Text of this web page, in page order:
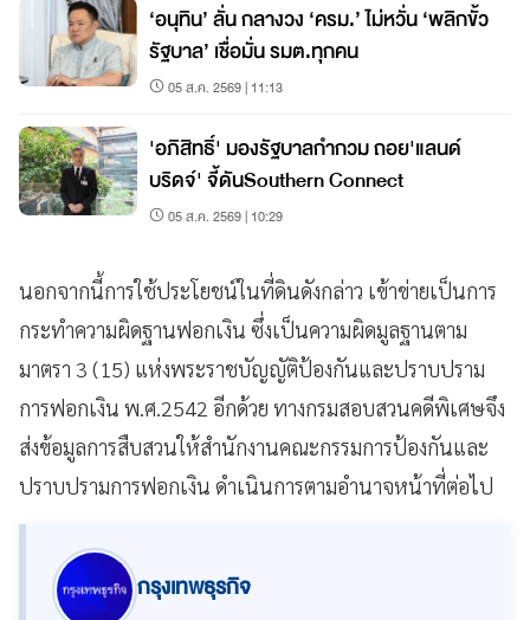
‘อนุทิน’ ลั่น กลางวง ‘ครม.’ ไม่หวั่น ‘พลิกขั้ว
รัฐบาล’ เชื่อมั่น รมต.ทุกคน
05 ส.ค. 2569 | 11:13
'อภิสิทธิ์' มองรัฐบาลกำกวม ถอย'แลนด์
บริดจ์' จี้ดันSouthern Connect
05 ส.ค. 2569 | 10:29
นอกจากนี้การใช้ประโยชน์ในที่ดินดังกล่าว เข้าข่ายเป็นการ
กระทำความผิดฐานฟอกเงิน ซึ่งเป็นความผิดมูลฐานตาม
มาตรา 3 (15) แห่งพระราชบัญญัติป้องกันและปราบปราม
การฟอกเงิน พ.ศ.2542 อีกด้วย ทางกรมสอบสวนคดีพิเศษจึง
ส่งข้อมูลการสืบสวนให้สำนักงานคณะกรรมการป้องกันและ
ปราบปรามการฟอกเงิน ดำเนินการตามอำนาจหน้าที่ต่อไป
กรุงเทพธุรกิจ